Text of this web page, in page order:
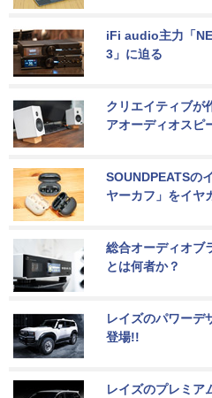
iFi audio主力「
3」に迫る
クリエイティブが
アオーディオスピ
SOUNDPEATSの
ヤーカフ」をイヤ
総合オーディオブ
とは何者か？
レイズのパワーデ
登場!!
レイズのプレミア